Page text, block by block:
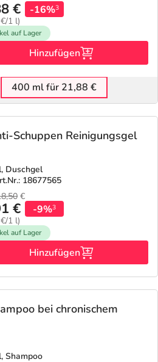
€
1 l)
-16%3
auf Lager
Hinzufügen
400 ml für 21,88 €
Schuppen Reinigungsgel
Duschgel
18677565
€
€
1 l)
-9%3
auf Lager
Hinzufügen
bei chronischem
Shampoo